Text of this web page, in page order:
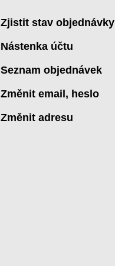
Zjistit stav objednávky
Nástenka účtu
Seznam objednávek
Změnit email, heslo
Změnit adresu